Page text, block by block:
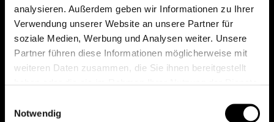
analysieren. Außerdem geben wir Informationen zu Ihrer
Verwendung unserer Website an unsere Partner für
soziale Medien, Werbung und Analysen weiter. Unsere
Partner führen diese Informationen möglicherweise mit
weiteren Daten zusammen, die Sie ihnen bereitgestellt
Notwendig
Das erste Depot in Österreich mit 0€ Kontoführung,
0€ Ausgabeaufschlag und 0€ Depotgebühren bei
knapp 2000 Fonds und 0€ Orderspesen.